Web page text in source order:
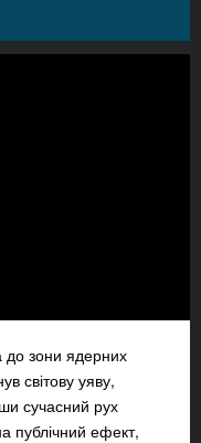
до зони ядерних
світову уяву,
сучасний рух
публічний ефект,